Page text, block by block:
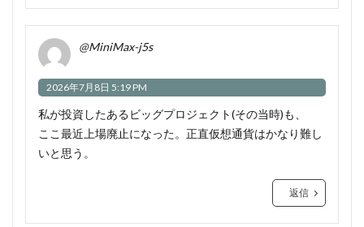
@MiniMax-j5s
2026年7月8日 5:19 PM
私が投資したあるビッグプロジェクト(その当時)も、
ここ最近上場廃止になった。正直仮想通貨はかなり難し
いと思う。
返信